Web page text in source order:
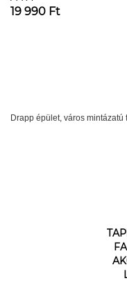
19 990 Ft
Drapp épület, város mintázatú